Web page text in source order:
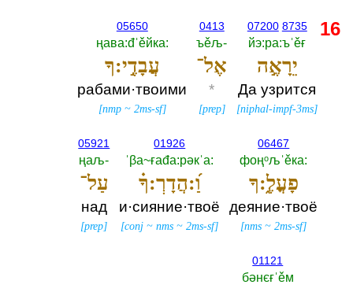
07200 8735
йэ:ра:ъˈěғ
יֵרָאֶ֣ה
Да узрится
[niphal-impf-3ms]
0413
ъěљ-‎
אֶל־
*
[prep]
05650
ңава:đˈěйка:‎
עֲבָדֶ֣י:ךָ
рабами·твоими
[nmp~ 2ms-sf]
06467
фоңᵒљˈěка:‎
פָעֳלֶ֑:ךָ
деяние·твоё
[nms ~2ms-sf]
01926
ˈβа~ғаđа:рәкˈа:‎
וַ֝:הֲדָרְ:ךָ֗
и·сияние·твоё
[conj ~nms ~2ms-sf]
05921
ңаљ-‎
עַל־
над
[prep]
01121
бәнєғˈěм
16